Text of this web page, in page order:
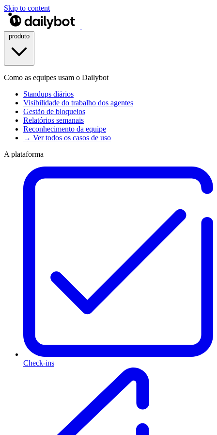
Skip to content
Como as equipes usam o Dailybot
Standups diários
Visibilidade do trabalho dos agentes
Gestão de bloqueios
Relatórios semanais
Reconhecimento da equipe
→ Ver todos os casos de uso
A plataforma
Check-ins